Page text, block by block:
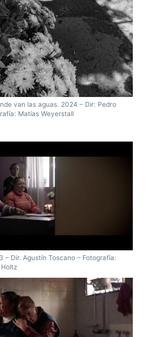
van las aguas. 2024 – Dir: Pedro
Matías Weyerstall
– Dir. Agustín Toscano – Fotografía: